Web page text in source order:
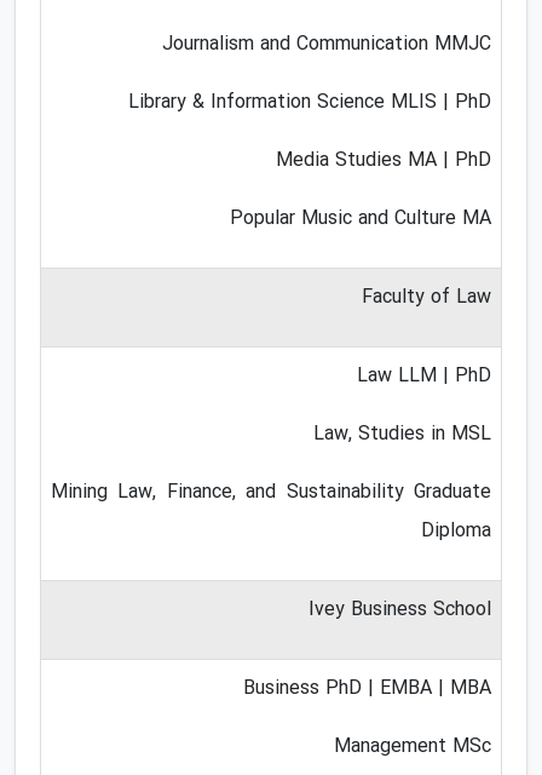
Journalism and Communication MMJC
Library & Information Science MLIS | PhD
Media Studies MA | PhD
Popular Music and Culture MA
Faculty of Law
Law LLM | PhD
Law, Studies in MSL
Mining Law, Finance, and Sustainability Graduate
Diploma
Ivey Business School
Business PhD | EMBA | MBA
Management MSc